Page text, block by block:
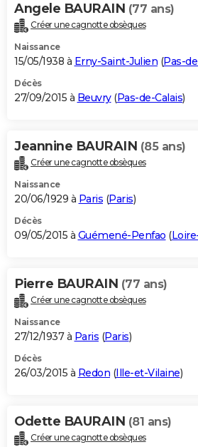
Angele BAURAIN (77 ans)
Créer une cagnotte obsèques
Naissance
15/05/1938 à Erny-Saint-Julien (Pas-
Décès
27/09/2015 à Beuvry(Pas-de-Calais)
Jeannine BAURAIN (85 ans)
Créer une cagnotte obsèques
Naissance
20/06/1929 à Paris (Paris)
Décès
09/05/2015 à Guémené-Penfao (
Pierre BAURAIN (77 ans)
Créer une cagnotte obsèques
Naissance
27/12/1937 à Paris (Paris)
Décès
26/03/2015 à Redon (Ille-et-Vilaine)
Odette BAURAIN (81 ans)
Créer une cagnotte obsèques